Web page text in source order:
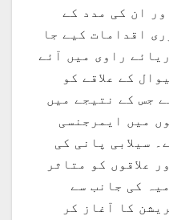
ان کی مدد کے
اقدامات کیے جا
راوی میں آئے
کے علاقے کو
جس کے نتیجے میں
میں ایمرجنسی
سیلابی پانی کی
علاقوں کو متاثر
کی جانب سے
کا آغاز کر